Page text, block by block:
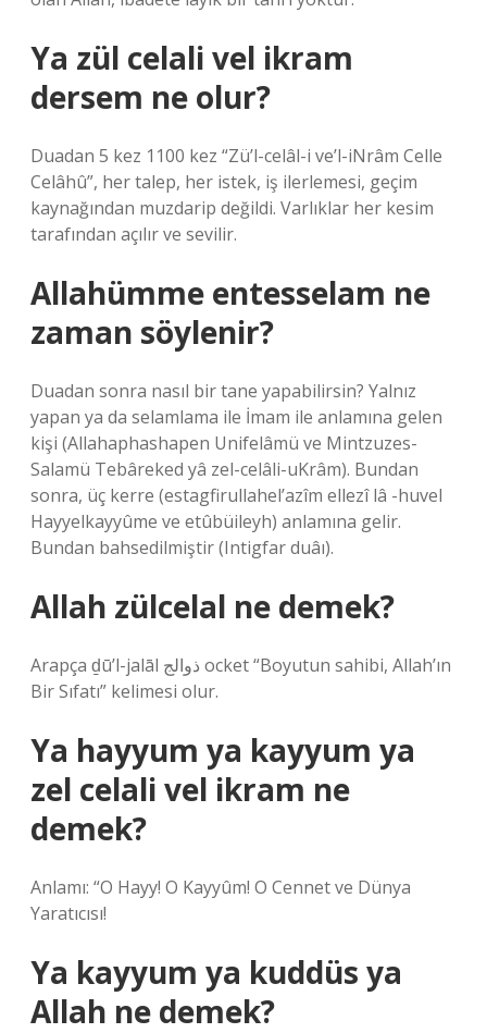
Ya zül celali vel ikram
dersem ne olur?
Duadan 5 kez 1100 kez “Zü’l-celâl-i ve’l-iNrâm Celle
Celâhû”, her talep, her istek, iş ilerlemesi, geçim
kaynağından muzdarip değildi. Varlıklar her kesim
tarafından açılır ve sevilir.
Allahümme entesselam ne
zaman söylenir?
Duadan sonra nasıl bir tane yapabilirsin? Yalnız
yapan ya da selamlama ile İmam ile anlamına gelen
kişi (Allahaphashapen Unifelâmü ve Mintzuzes-
Salamü Tebâreked yâ zel-celâli-uKrâm). Bundan
sonra, üç kerre (estagfirullahel’azîm ellezî lâ -huvel
Hayyelkayyûme ve etûbüileyh) anlamına gelir.
Bundan bahsedilmiştir (Intigfar duâı).
Allah zülcelal ne demek?
Arapça ḏū’l-jalāl ذوالج ocket “Boyutun sahibi, Allah’ın
Bir Sıfatı” kelimesi olur.
Ya hayyum ya kayyum ya
zel celali vel ikram ne
demek?
Anlamı: “O Hayy! O Kayyûm! O Cennet ve Dünya
Yaratıcısı!
Ya kayyum ya kuddüs ya
Allah ne demek?